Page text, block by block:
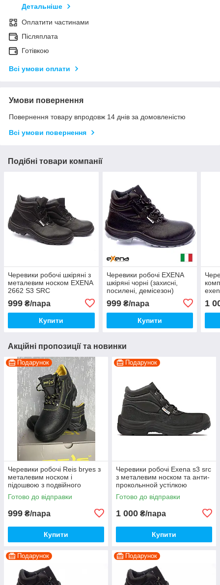
Детальніше
Оплатити частинами
Післяплата
Готівкою
Всі умови оплати
Умови повернення
Повернення товару впродовж 14 днів за домовленістю
Всі умови повернення
Подібні товари компанії
Черевики робочі шкіряні з
металевим носком EXENA
2662 S3 SRC
999 ₴/пара
Купити
Черевики робочі EXENA
шкіряні чорні (захисні,
посилені, демісезон)
999₴/пара
Купити
1
Акційні пропозиції та новинки
Подарунок
Черевики робочі Reis bryes з
металевим носком і
підошвою з подвійного
поліуретану
Готово до відправки
999 ₴/пара
Купити
Подарунок
Черевики робочі Exena s3 src
з металевим носком та анти-
прокольнной устілкою
Готово до відправки
1 000 ₴/пара
Купити
Подарунок Подарунок